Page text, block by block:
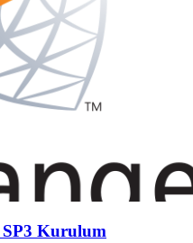
SP3 Kurulum